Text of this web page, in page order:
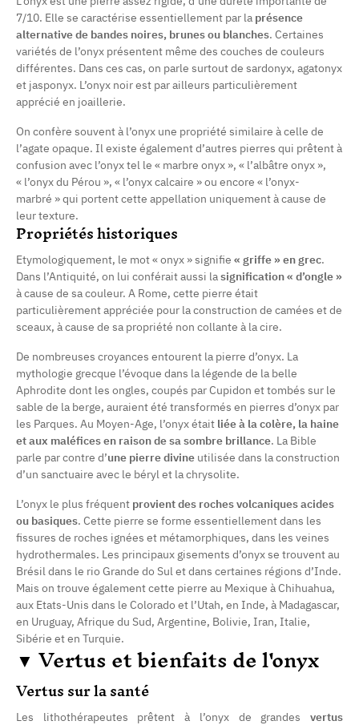
(1 avis)
7/10. Elle se caractérise essentiellement par la présence
alternative de bandes noires, brunes ou blanches. Certaines
variétés de l’onyx présentent même des couches de couleurs
différentes. Dans ces cas, on parle surtout de sardonyx, agatonyx
et jasponyx. L’onyx noir est par ailleurs particulièrement
apprécié en joaillerie.
On confère souvent à l’onyx une propriété similaire à celle de
l’agate opaque. Il existe également d’autres pierres qui prêtent à
confusion avec l’onyx tel le « marbre onyx », « l’albâtre onyx »,
« l’onyx du Pérou », « l’onyx calcaire » ou encore « l’onyx-
marbré » qui portent cette appellation uniquement à cause de
leur texture.
Propriétés historiques
Etymologiquement, le mot « onyx » signifie « griffe » en grec.
Dans l’Antiquité, on lui conférait aussi lasignification « d’ongle »
à cause de sa couleur. A Rome, cette pierre était
particulièrement appréciée pour la construction de camées et de
sceaux, à cause de sa propriété non collante à la cire.
De nombreuses croyances entourent la pierre d’onyx. La
mythologie grecque l’évoque dans la légende de la belle
Aphrodite dont les ongles, coupés par Cupidon et tombés sur le
sable de la berge, auraient été transformés en pierres d’onyx par
les Parques. Au Moyen-Age, l’onyx était liée à la colère, la haine
et aux maléfices en raison de sa sombre brillance. La Bible
parle par contre d’une pierre divine utilisée dans la construction
d’un sanctuaire avec le béryl et la chrysolite.
L’onyx le plus fréquent provient des roches volcaniques acides
ou basiques. Cette pierre se forme essentiellement dans les
fissures de roches ignées et métamorphiques, dans les veines
hydrothermales. Les principaux gisements d’onyx se trouvent au
Brésil dans le rio Grande do Sul et dans certaines régions d’Inde.
Mais on trouve également cette pierre au Mexique à Chihuahua,
aux Etats-Unis dans le Colorado et l’Utah, en Inde, à Madagascar,
en Uruguay, Afrique du Sud, Argentine, Bolivie, Iran, Italie,
Sibérie et en Turquie.
▼ Vertus et bienfaits de l'onyx
Vertus sur la santé
Les lithothérapeutes prêtent à l’onyx de grandes vertus